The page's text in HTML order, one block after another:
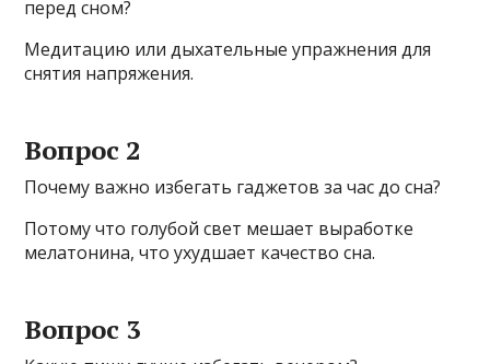
перед сном?
Медитацию или дыхательные упражнения для
снятия напряжения.
Вопрос 2
Почему важно избегать гаджетов за час до сна?
Потому что голубой свет мешает выработке
мелатонина, что ухудшает качество сна.
Вопрос 3